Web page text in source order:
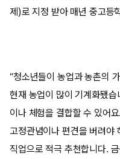
제)로 지정 받아 매년 중고등
“청소년들이 농업과 농촌의
현재 농업이 많이 기계화됐
이나 체험을 결합할 수 있어
고정관념이나 편견을 버려야
직업으로 적극 추천합니다.